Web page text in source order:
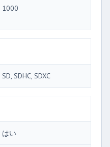
1000
SD, SDHC, SDXC
はい